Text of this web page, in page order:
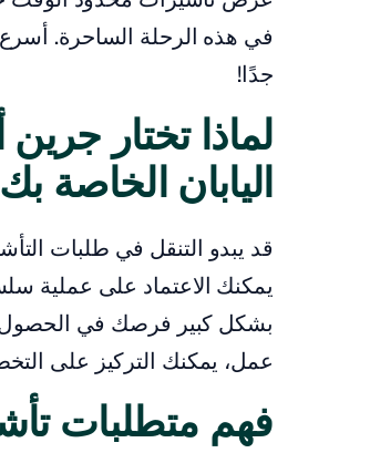
جدًا!
لماذا تختار
اليابان الخاصة
قد يبدو التنقل في طلبات
عمل، يمكنك التركيز على
فهم متطلبات